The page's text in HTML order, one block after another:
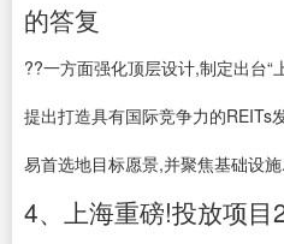
的答复
??一方面强化顶层设计,制定出台“
提出打造具有国际竞争力的REITs
易首选地目标愿景,并聚焦基础设
4、上海重磅!投放项